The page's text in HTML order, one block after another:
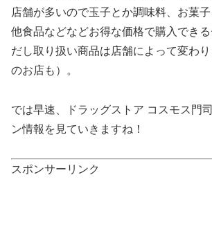
店舗が多いので玉子とか調味料、お菓
他食品などなどお得な価格で購入でき
だし取り扱い商品は店舗によって変わ
のお店も）。
では早速、ドラッグストア コスモス門
ン情報を見ていきますね！
スポンサーリンク